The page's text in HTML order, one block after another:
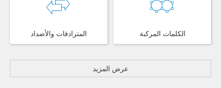
المترادفات والأضداد الكلمات المركبة
عرض المزيد